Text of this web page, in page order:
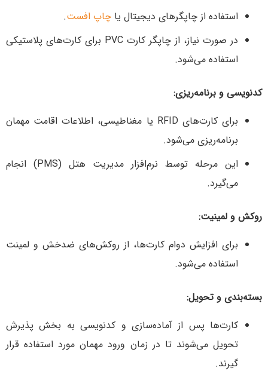
استفاده از چاپگرهای دیجیتال یا چاپ افست.
در صورت نیاز، از چاپگر کارت PVC برای کارت‌های پلاستیکی
استفاده می‌شود.
کدنویسی و برنامه‌ریزی:
برای کارت‌های RFID یا مغناطیسی، اطلاعات اقامت مهمان
برنامه‌ریزی می‌شود.
این مرحله توسط نرم‌افزار مدیریت هتل (PMS) انجام
می‌گیرد.
روکش و لمینیت:
برای افزایش دوام کارت‌ها، از روکش‌های ضدخش و لمینت
استفاده می‌شود.
بسته‌بندی و تحویل:
کارت‌ها پس از آماده‌سازی و کدنویسی به بخش پذیرش
تحویل می‌شوند تا در زمان ورود مهمان مورد استفاده قرار
گیرند.